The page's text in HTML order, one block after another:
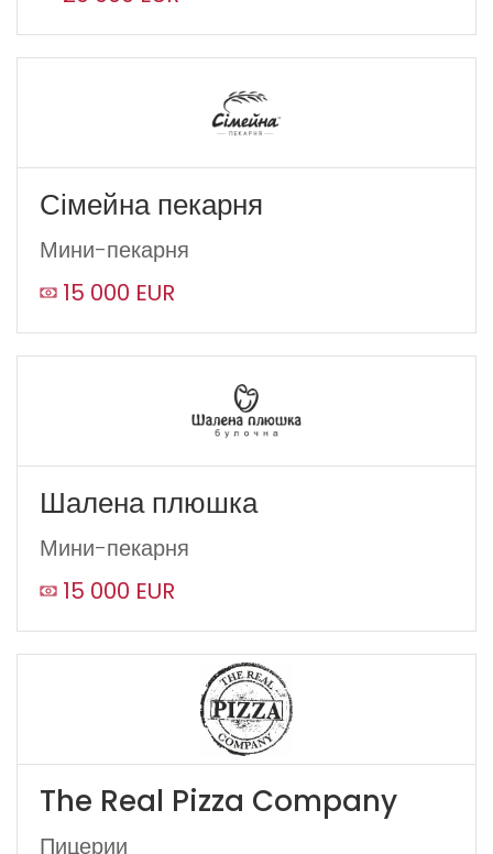
Сімейна пекарня
Мини-пекарня
15 000 EUR
Шалена плюшка
Мини-пекарня
15 000 EUR
The Real Pizza Company
Пицерии